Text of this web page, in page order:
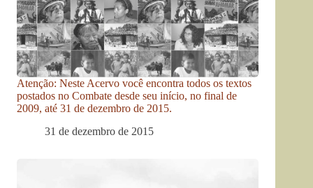
Atenção: Neste Acervo você encontra todos os textos
postados no Combate desde seu início, no final de
2009, até 31 de dezembro de 2015.
31 de dezembro de 2015